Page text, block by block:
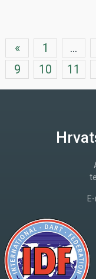
« 1 ...
9
10 11